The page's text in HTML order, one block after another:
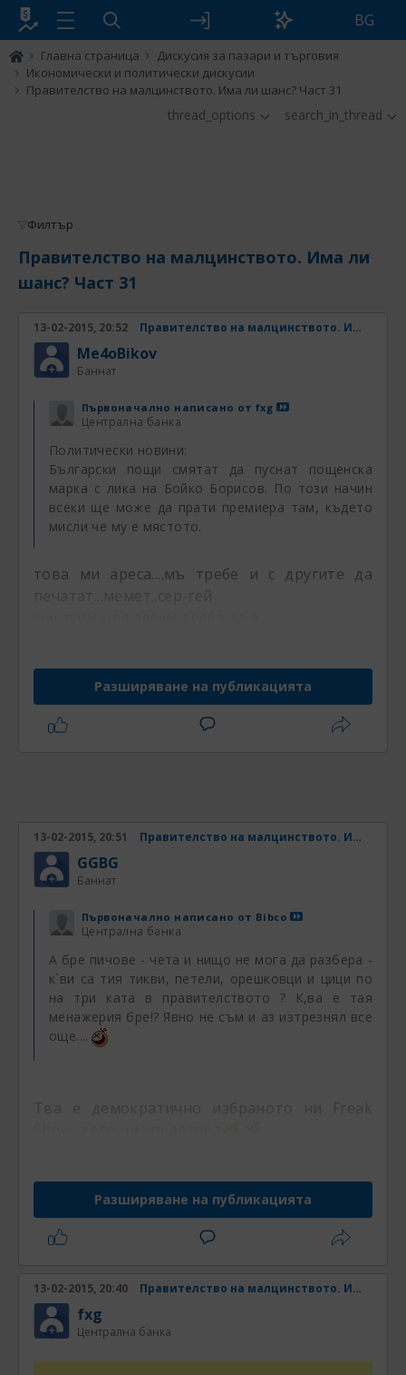
BG
Главна страница
Дискусия за пазари и търговия
Икономически и политически дискусии
Правителство на малцинството. Има ли шанс? Част 31
thread_options search_in_thread
Филтър
Правителство на малцинството. Има ли
шанс? Част 31
13-02-2015, 20:52 Правителство на малцинството. Има ли шанс? Част 31
Me4oBikov
Баннат
Първоначално написано отfxg
Централна банка
Политически новини:
Български пощи смятат да пуснат пощенска
марка с лика на Бойко Борисов. По този начин
всеки ще може да прати премиера там, където
мисли че му е мястото.
това ми ареса....мъ требе и с другите да
печатат...мемет..сер-гей
Разширяване на публикацията
13-02-2015, 20:51 Правителство на малцинството. Има ли шанс? Част 31
GGBG
Баннат
Първоначално написано от Bibco
Централна банка
А бре пичове - чета и нищо не мога да разбера -
к`ви са тия тикви, петели, орешковци и цици по
на три ката в правителството ? К,ва е тая
менажерия бре!? Явно не съм и аз изтрезнял все
още....
Тва е демократично избраното ни Freak
Разширяване на публикацията
13-02-2015, 20:40 Правителство на малцинството. Има ли шанс? Част 31
fxg
Централна банка